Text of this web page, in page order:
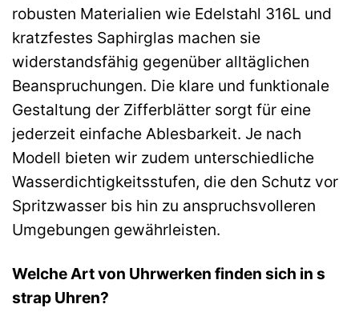
robusten Materialien wie Edelstahl 316L und
kratzfestes Saphirglas machen sie
widerstandsfähig gegenüber alltäglichen
Beanspruchungen. Die klare und funktionale
Gestaltung der Zifferblätter sorgt für eine
jederzeit einfache Ablesbarkeit. Je nach
Modell bieten wir zudem unterschiedliche
Wasserdichtigkeitsstufen, die den Schutz vor
Spritzwasser bis hin zu anspruchsvolleren
Umgebungen gewährleisten.
Welche Art von Uhrwerken finden sich in s
strap Uhren?